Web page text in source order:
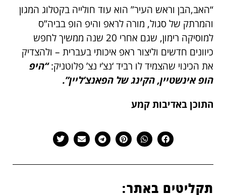
“האב,הבן וראש העיר” הוא עוד חולייה בקטלוג המגון
והמרתק של סגול, מורה לראפ והיפ הופ בביה”ס
למוסיקה רימון, שגם אחרי 20 שנה ממשיך לחפש
כיוונים חדשים וליצור ראפ איכותי בעברית – ולהצדיק
את הכינוי שהצמיד לו רביד ‘נצ’י נצ’ פלוטניק:“היפ
הופ אינשטיין, הקינג של הפאנצ’ליין”.
התוכן באדיבות קמע
תקליטים באתר: